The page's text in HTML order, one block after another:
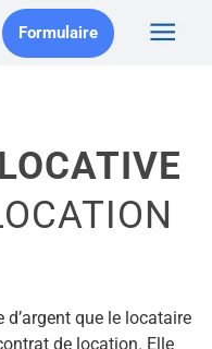
Formulaire
d’argent que le locataire
de location. Elle